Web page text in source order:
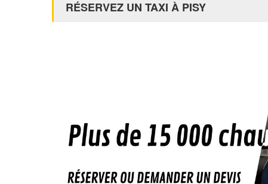
RÉSERVEZ UN TAXI À PISY